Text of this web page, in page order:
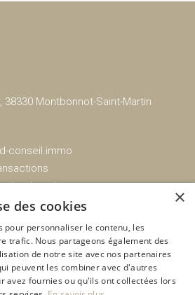
38330 Montbonnot-Saint-Martin
conseil.immo
location
Nos biens disponibles
Immobilier ancien
Immobilier neuf
À vendre
×
des cookies
pour personnaliser le contenu, les
trafic. Nous partageons également des
de notre site avec nos partenaires
peuvent les combiner avec d'autres
avez fournies ou qu'ils ont collectées lors